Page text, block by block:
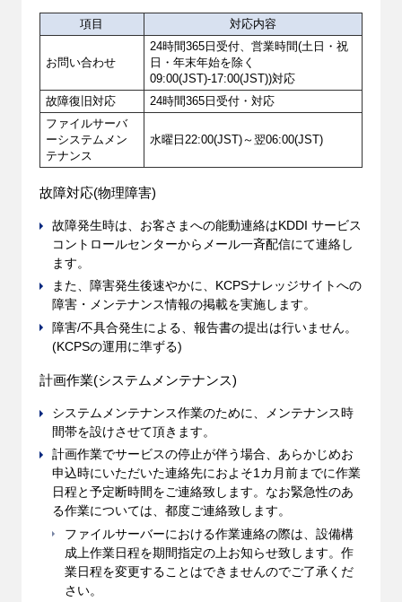
項目 対応内容
お問い合わせ
24時間365日受付、営業時間(土日・祝
日・年末年始を除く
09:00(JST)-17:00(JST))対応
故障復旧対応
24時間365日受付・対応
ファイルサーバ
ーシステムメン
テナンス
水曜日22:00(JST)～翌06:00(JST)
故障対応(物理障害)
故障発生時は、お客さまへの能動連絡はKDDI サービス
コントロールセンターからメール一斉配信にて連絡し
ます。
また、障害発生後速やかに、KCPSナレッジサイトへの
障害・メンテナンス情報の掲載を実施します。
障害/不具合発生による、報告書の提出は行いません。
(KCPSの運用に準ずる)
計画作業(システムメンテナンス)
システムメンテナンス作業のために、メンテナンス時
間帯を設けさせて頂きます。
計画作業でサービスの停止が伴う場合、あらかじめお
申込時にいただいた連絡先におよそ1カ月前までに作業
日程と予定断時間をご連絡致します。なお緊急性のあ
る作業については、都度ご連絡致します。
ファイルサーバーにおける作業連絡の際は、設備構
成上作業日程を期間指定の上お知らせ致します。作
業日程を変更することはできませんのでご了承くだ
さい。